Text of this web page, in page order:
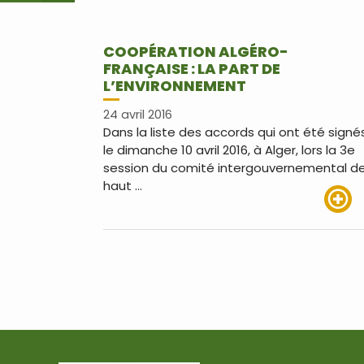
COOPÉRATION ALGÉRO-
FRANÇAISE : LA PART DE
L’ENVIRONNEMENT
24 avril 2016
Dans la liste des accords qui ont été
le dimanche 10 avril 2016, à Alger, lors la 3e
session du comité intergouvernemental
haut …